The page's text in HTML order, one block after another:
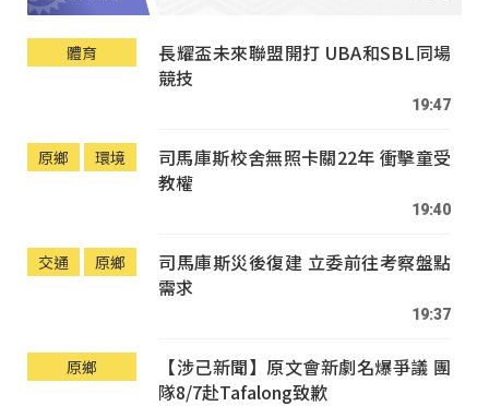
體育
長耀盃未來聯盟開打 UBA和SBL同場
競技
19:47
原鄉 環境
司馬庫斯校舍無照卡關22年 衝擊童受
教權
19:40
交通 原鄉
司馬庫斯災後復建 立委前往考察盤點
需求
19:37
原鄉
【涉己新聞】原文會新劇名爆爭議 團
隊8/7赴Tafalong致歉